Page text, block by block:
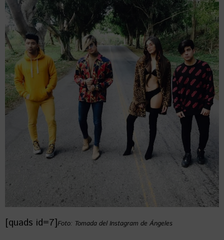
[quads id=7]Foto: Tomada del Instagram de Ángeles